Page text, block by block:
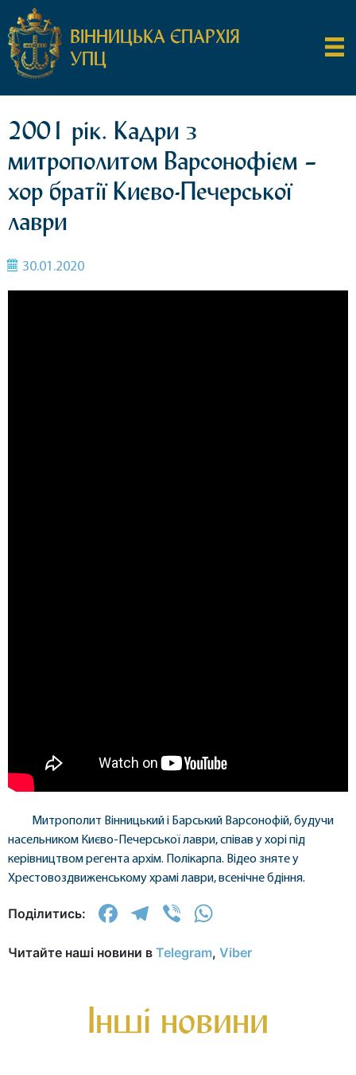
ВІННИЦЬКА ЄПАРХІЯ
УПЦ
2001 рік. Кадри з
митрополитом Варсонофієм –
хор братії Києво-Печерської
лаври
30.01.2020
Митрополит Вінницький і Барський Варсонофій, будучи
насельником Києво-Печерської лаври, співав у хорі під
керівництвом регента архім. Полікарпа. Відео зняте у
Хрестовоздвиженському храмі лаври, всенічне бдіння.
Поділитись: Facebook
Telegram
Viber
Читайте наші новини в Telegram, Viber
Інші новини